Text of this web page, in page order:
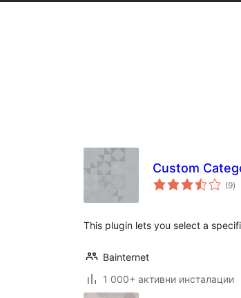
Custom
(9)
This plugin lets you select a
Bainternet
1 000+ активни инсталации